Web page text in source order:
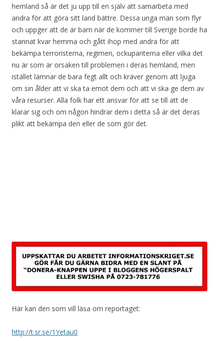
hemland så är det ju upp till en själv att samarbeta med
andra för att göra sitt land bättre. Dessa unga män som flyr
och uppger att de är barn när de kommer till Sverige borde ha
stannat kvar hemma och gått ihop med andra för att
bekämpa terroristerna, regimen, ockupanterna eller vilka det
nu är som är orsaken till problemen i deras hemland, men
istället lämnar de bara fegt allt och kräver genom att ljuga
om sin ålder att vi ska ta emot dem och att vi ska ge dem av
våra resurser. Alla folk har ett ansvar för att se till att de
klarar sig och om någon hindrar dem i detta så är det deras
plikt att bekämpa den eller de som gör det.
Här kan den som vill läsa om reportaget:
http://t.sr.se/1Yetau0